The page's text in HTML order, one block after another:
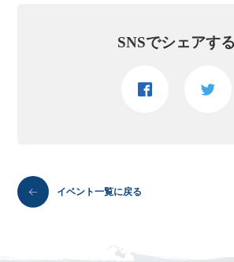
SNSでシェアする
イベント一覧に戻る